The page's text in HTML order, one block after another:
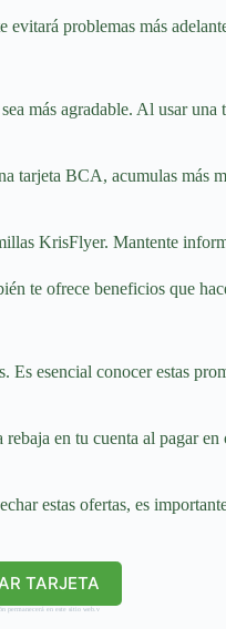
problemas más
más agradable. Al usar
BCA, acumulas más
KrisFlyer. Mantente
te ofrece beneficios que
esencial conocer estas
en tu cuenta al pagar
estas ofertas, es
TARJETA
permanecerá en este sitio web.v